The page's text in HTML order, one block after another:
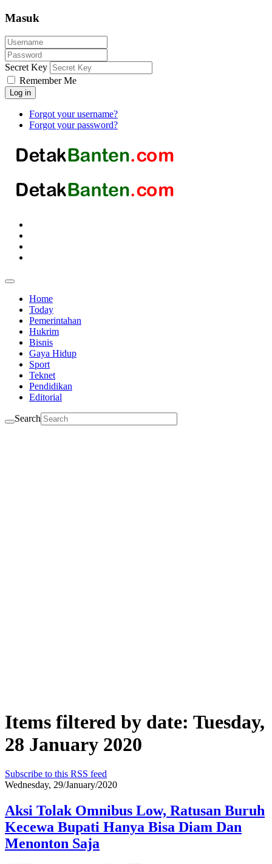
Masuk
Secret Key
Remember Me
Log in
Forgot your username?
Forgot your password?
Home
Today
Pemerintahan
Hukrim
Bisnis
Gaya Hidup
Sport
Teknet
Pendidikan
Editorial
Search
Items filtered by date: Tuesday,
28 January 2020
Subscribe to this RSS feed
Wednesday, 29/January/2020
Aksi Tolak Omnibus Low, Ratusan Buruh
Kecewa Bupati Hanya Bisa Diam Dan
Menonton Saja